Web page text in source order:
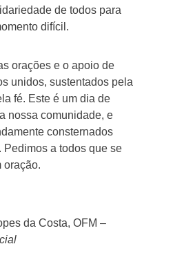
de todos para
difícil.
orações e o apoio de
unidos, sustentados pela
fé. Este é um dia de
nossa comunidade, e
consternados
Pedimos a todos que se
oração.
da Costa, OFM –